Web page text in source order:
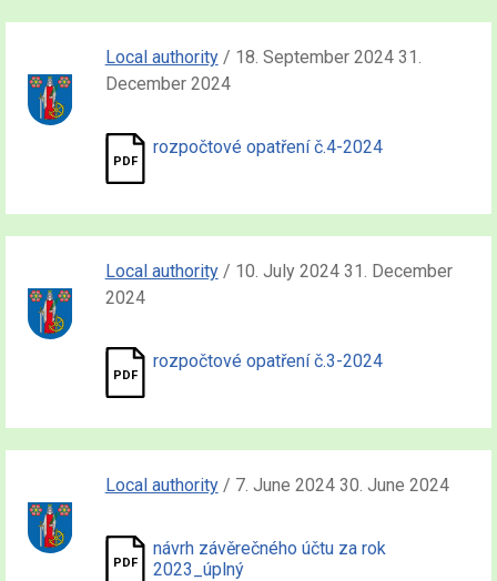
Local authority/ 18. September 2024 31.
December 2024
rozpočtové opatření č.4-2024
Local authority/ 10. July 2024 31. December
2024
rozpočtové opatření č.3-2024
Local authority/ 7. June 2024 30. June 2024
návrh závěrečného účtu za rok
2023_úplný